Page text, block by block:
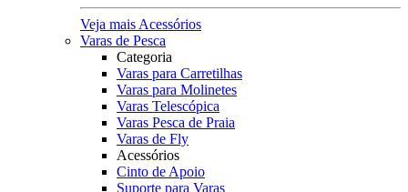
Veja mais Acessórios
Varas de Pesca
Categoria
Varas para Carretilhas
Varas para Molinetes
Varas Telescópica
Varas Pesca de Praia
Varas de Fly
Acessórios
Cinto de Apoio
Suporte para Varas